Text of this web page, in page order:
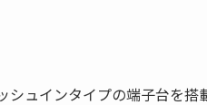
シュインタイプの端子台を